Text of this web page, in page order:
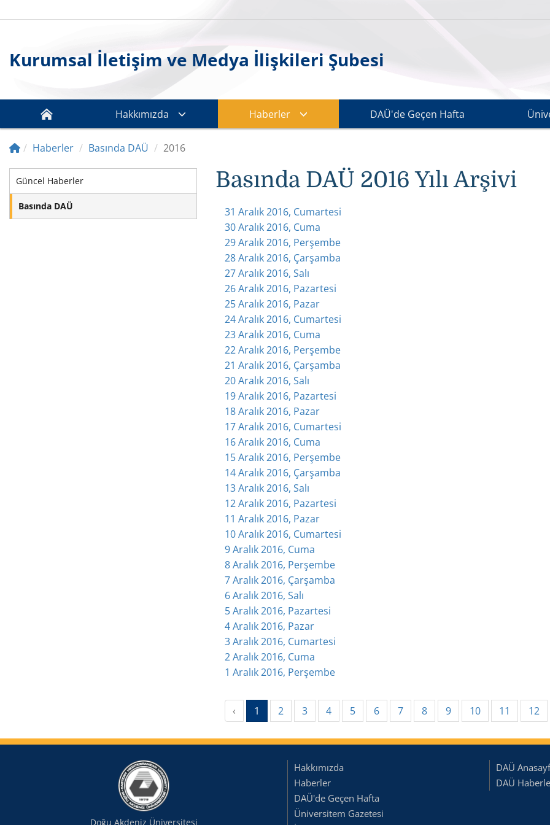
Kurumsal İletişim ve Medya İlişkileri Şubesi
Hakkımızda Haberler DAÜ'de Geçen Hafta
Haberler Basında DAÜ 2016
Güncel Haberler
Basında DAÜ
Basında DAÜ 2016 Yılı Arşivi
31 Aralık 2016, Cumartesi
30 Aralık 2016, Cuma
29 Aralık 2016, Perşembe
28 Aralık 2016, Çarşamba
27 Aralık 2016, Salı
26 Aralık 2016, Pazartesi
25 Aralık 2016, Pazar
24 Aralık 2016, Cumartesi
23 Aralık 2016, Cuma
22 Aralık 2016, Perşembe
21 Aralık 2016, Çarşamba
20 Aralık 2016, Salı
19 Aralık 2016, Pazartesi
18 Aralık 2016, Pazar
17 Aralık 2016, Cumartesi
16 Aralık 2016, Cuma
15 Aralık 2016, Perşembe
14 Aralık 2016, Çarşamba
13 Aralık 2016, Salı
12 Aralık 2016, Pazartesi
11 Aralık 2016, Pazar
10 Aralık 2016, Cumartesi
9 Aralık 2016, Cuma
8 Aralık 2016, Perşembe
7 Aralık 2016, Çarşamba
6 Aralık 2016, Salı
5 Aralık 2016, Pazartesi
4 Aralık 2016, Pazar
3 Aralık 2016, Cumartesi
2 Aralık 2016, Cuma
1 Aralık 2016, Perşembe
‹ 1 (current)
2 3 4 5 6 7 8 9 10 11 12
Doğu Akdeniz Üniversitesi
Hakkımızda
Haberler
DAÜ'de Geçen Hafta
Üniversitem Gazetesi
DAÜ
DAÜ